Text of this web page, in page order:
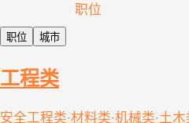
职位
职位 城市
工程类
安全工程类·材料类·机械类·土